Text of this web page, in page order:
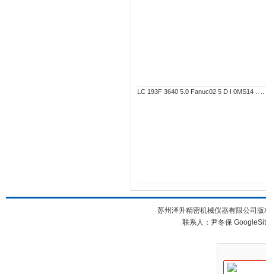
LC 193F 3640 5.0 Fanuc02 5 D I 0MS14 ..
苏州泽升精密机械仪器有限公司
联系人：尹冬保